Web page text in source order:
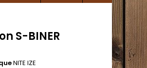
S-BINER
NITE IZE